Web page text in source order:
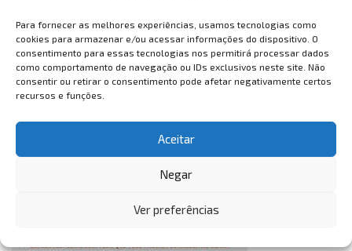
Para fornecer as melhores experiências, usamos tecnologias como
cookies para armazenar e/ou acessar informações do dispositivo. O
consentimento para essas tecnologias nos permitirá processar dados
como comportamento de navegação ou IDs exclusivos neste site. Não
consentir ou retirar o consentimento pode afetar negativamente certos
recursos e funções.
Aceitar
Negar
Ver preferências